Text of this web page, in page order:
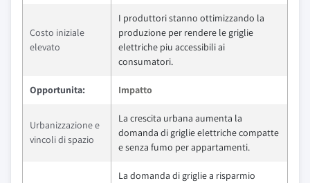
Costo iniziale
elevato
I produttori stanno ottimizzando la
produzione per rendere le griglie
elettriche piu accessibili ai
consumatori.
Opportunita: Impatto
Urbanizzazione e
vincoli di spazio
La crescita urbana aumenta la
domanda di griglie elettriche compatte
e senza fumo per appartamenti.
La domanda di griglie a risparmio